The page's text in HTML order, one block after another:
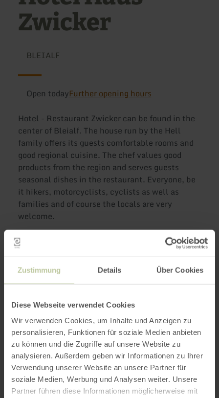
Zustimmung Details Über Cookies
Diese Webseite verwendet Cookies
Wir verwenden Cookies, um Inhalte und Anzeigen zu
personalisieren, Funktionen für soziale Medien anbieten
zu können und die Zugriffe auf unsere Website zu
analysieren. Außerdem geben wir Informationen zu Ihrer
Verwendung unserer Website an unsere Partner für
soziale Medien, Werbung und Analysen weiter. Unsere
Partner führen diese Informationen möglicherweise mit
Zwicker
BLEIALF
Open todayFurther opening hours
Hotel - Restaurant Zwicker can be found in the
center of Bleialf. The house run by the Hell
family offers its guests comfortable rooms and
good regional cuisine. The chef values good
products from the region and serves guests
seasonal dishes in the restaurant. Everyone, be
it hikers, motorcyclists, cyclists as well as
families and of course the locals are very
welcome.
Further
information
Opening hours
Features / Special features
Categories